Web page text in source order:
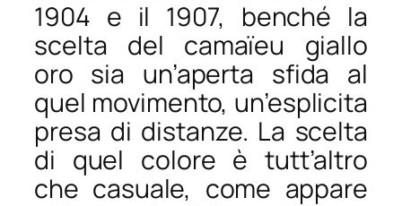
1904 e il 1907, benché la
scelta del camaïeu giallo
oro sia un’aperta sfida al
quel movimento, un’esplicita
presa di distanze. La scelta
di quel colore è tutt’altro
che casuale, come appare